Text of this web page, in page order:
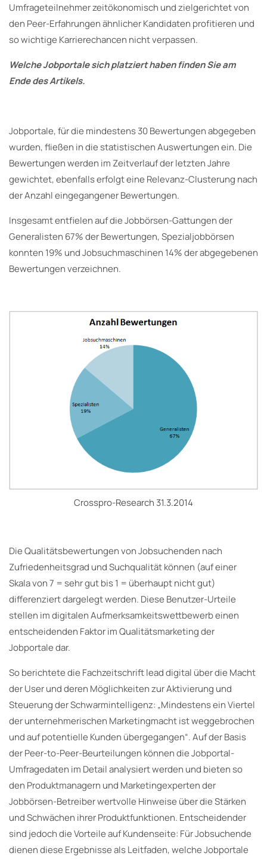
Umfrageteilnehmer zeitökonomisch und zielgerichtet von
den Peer-Erfahrungen ähnlicher Kandidaten profitieren und
so wichtige Karrierechancen nicht verpassen.
Welche Jobportale sich platziert haben finden Sie am
Ende des Artikels.
Jobportale, für die mindestens 30 Bewertungen abgegeben
wurden, fließen in die statistischen Auswertungen ein. Die
Bewertungen werden im Zeitverlauf der letzten Jahre
gewichtet, ebenfalls erfolgt eine Relevanz-Clusterung nach
der Anzahl eingegangener Bewertungen.
Insgesamt entfielen auf die Jobbörsen-Gattungen der
Generalisten 67% der Bewertungen, Spezialjobbörsen
konnten 19% und Jobsuchmaschinen 14% der abgegebenen
Bewertungen verzeichnen.
Crosspro-Research 31.3.2014
Die Qualitätsbewertungen von Jobsuchenden nach
Zufriedenheitsgrad und Suchqualität können (auf einer
Skala von 7 = sehr gut bis 1 = überhaupt nicht gut)
differenziert dargelegt werden. Diese Benutzer-Urteile
stellen im digitalen Aufmerksamkeitswettbewerb einen
entscheidenden Faktor im Qualitätsmarketing der
Jobportale dar.
So berichtete die Fachzeitschrift lead digital über die Macht
der User und deren Möglichkeiten zur Aktivierung und
Steuerung der Schwarmintelligenz: „Mindestens ein Viertel
der unternehmerischen Marketingmacht ist weggebrochen
und auf potentielle Kunden übergegangen“. Auf der Basis
der Peer-to-Peer-Beurteilungen können die Jobportal-
Umfragedaten im Detail analysiert werden und bieten so
den Produktmanagern und Marketingexperten der
Jobbörsen-Betreiber wertvolle Hinweise über die Stärken
und Schwächen ihrer Produktfunktionen. Entscheidender
sind jedoch die Vorteile auf Kundenseite: Für Jobsuchende
dienen diese Ergebnisse als Leitfaden, welche Jobportale